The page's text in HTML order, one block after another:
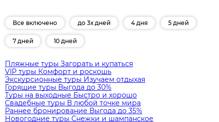
Все включено до 3х дней 4 дня 5 дней
7 дней 10 дней
Пляжные туры Загорать и купаться
VIP туры Комфорт и роскошь
Экскурсионные туры Изучаем отдыхая
Горящие туры Выгода до 30%
Туры на выходные Быстро и хорошо
Свадебные туры В любой точке мира
Раннее бронирование Выгода до 35%
Новогодние туры Снежки и шампанское